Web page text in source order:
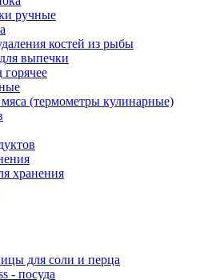
ручные
костей из рыбы
выпечки
(термометры кулинарные)
хранения
для соли и перца
- посуда